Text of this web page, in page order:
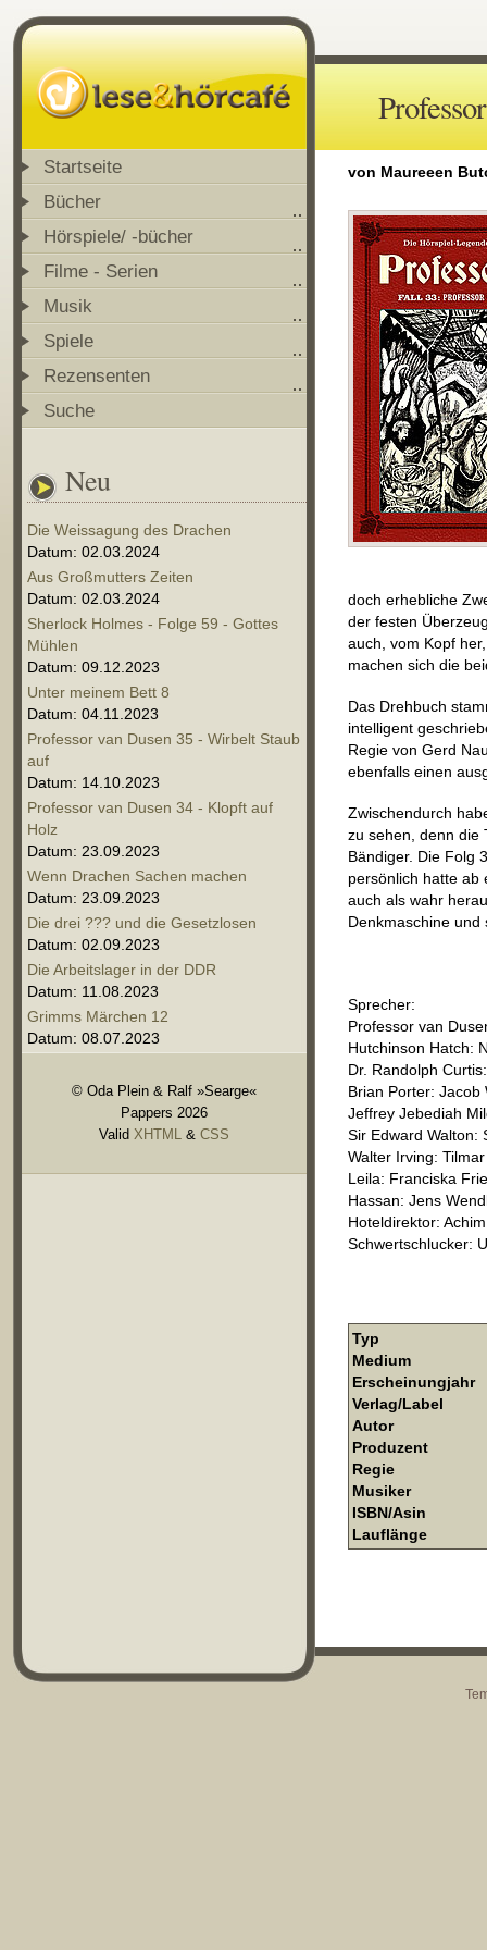
Startseite
Bücher
Hörspiele/ -bücher
Filme - Serien
Musik
Spiele
Rezensenten
Suche
Neu
Die Weissagung des Drachen
Datum: 02.03.2024
Aus Großmutters Zeiten
Datum: 02.03.2024
Sherlock Holmes - Folge 59 - Gottes
Mühlen
Datum: 09.12.2023
Unter meinem Bett 8
Datum: 04.11.2023
Professor van Dusen 35 - Wirbelt Staub
auf
Datum: 14.10.2023
Professor van Dusen 34 - Klopft auf
Holz
Datum: 23.09.2023
Wenn Drachen Sachen machen
Datum: 23.09.2023
Die drei ??? und die Gesetzlosen
Datum: 02.09.2023
Die Arbeitslager in der DDR
Datum: 11.08.2023
Grimms Märchen 12
Datum: 08.07.2023
© Oda Plein & Ralf »Searge«
Pappers 2026
Valid XHTML & CSS
von Maureeen
doch erhebliche
der festen
auch, vom Kopf
machen sich die
Das Drehbuch
intelligent
Regie von Gerd
ebenfalls einen
Zwischendurch
zu sehen, denn die
Bändiger. Die Folg
persönlich hatte ab
auch als wahr
Denkmaschine und
Sprecher:
Professor van
Hutchinson Hatch:
Dr. Randolph
Brian Porter: Jacob
Jeffrey Jebediah
Sir Edward Walton:
Walter Irving:
Leila: Franciska
Hassan: Jens
Hoteldirektor:
Schwertschlucker:
Typ
Medium
Erscheinungjahr
Verlag/Label
Autor
Produzent
Regie
Musiker
ISBN/Asin
Lauflänge